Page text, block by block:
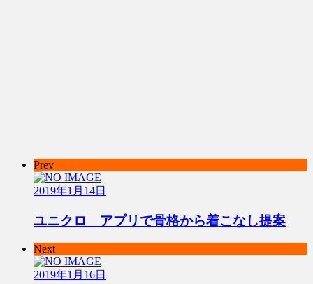
Prev
2019年1月14日
ユニクロ アプリで骨格から着こなし提案
Next
2019年1月16日